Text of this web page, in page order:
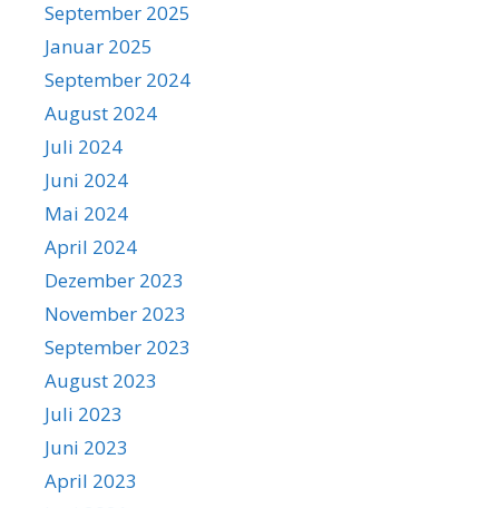
September 2025
Januar 2025
September 2024
August 2024
Juli 2024
Juni 2024
Mai 2024
April 2024
Dezember 2023
November 2023
September 2023
August 2023
Juli 2023
Juni 2023
April 2023